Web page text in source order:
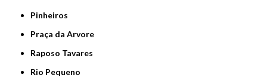
Pinheiros
Praça da Arvore
Raposo Tavares
Rio Pequeno